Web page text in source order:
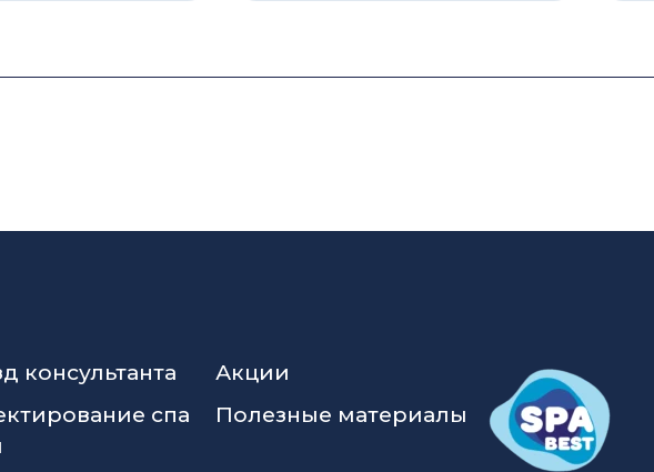
консультанта
спа
Акции
Полезные материалы